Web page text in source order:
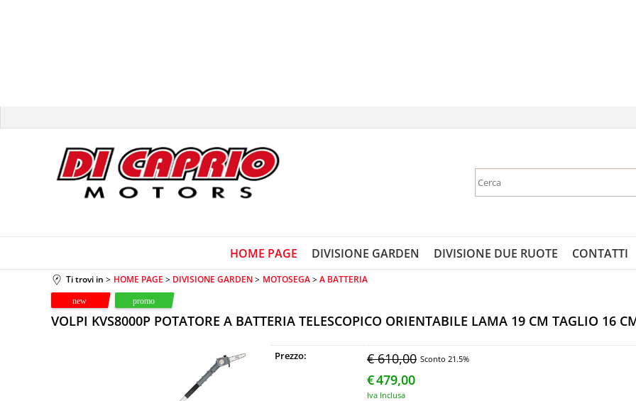
nome utente
clicca sul
HOME PAGE DIVISIONE GARDEN DIVISIONE DUE RUOTE CONTATTI
Ti trovi in HOME PAGE DIVISIONE GARDEN MOTOSEGA A BATTERIA
VOLPI KVS8000P POTATORE A BATTERIA TELESCOPICO ORIENTABILE LAMA 19 CM TAGLIO 16
Prezzo: € 610,00 Sconto 21.5%
€479,00
Iva Inclusa